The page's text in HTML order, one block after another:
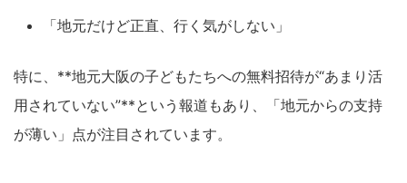
「地元だけど正直、行く気がしない」
特に、**地元大阪の子どもたちへの無料招待が“あまり活
用されていない”**という報道もあり、「地元からの支持
が薄い」点が注目されています。